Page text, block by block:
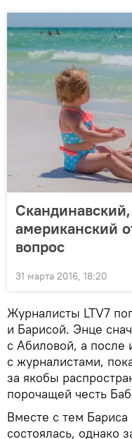
американский
вопрос
31 марта 2016, 18:20
Журналисты LTV7
и Барисой. Энце
с Абиловой, а после
с журналистами,
за якобы
порочащей честь
Вместе с тем Бариса
состоялась, однако